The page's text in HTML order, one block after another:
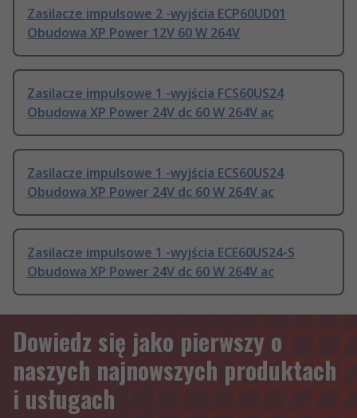
Zasilacze impulsowe 2 -wyjścia ECP60UD01
Obudowa XP Power 12V 60 W 264V
Zasilacze impulsowe 1 -wyjścia FCS60US24
Obudowa XP Power 24V dc 60 W 264V ac
Zasilacze impulsowe 1 -wyjścia ECS60US24
Obudowa XP Power 24V dc 60 W 264V ac
Zasilacze impulsowe 1 -wyjścia ECE60US24-S
Obudowa XP Power 24V dc 60 W 264V ac
Dowiedz się jako pierwszy o
naszych najnowszych produktach
i usługach